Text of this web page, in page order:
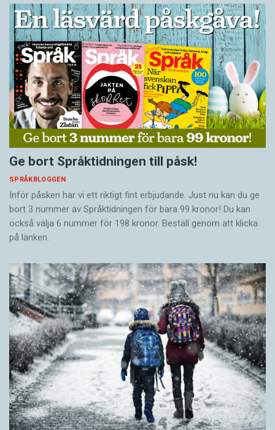
Ge bort Språktidningen till påsk!
SPRÅKBLOGGEN
Inför påsken har vi ett riktigt fint erbjudande. Just nu kan du ge
bort 3 nummer av Språktidningen för bara 99 kronor! Du kan
också välja 6 nummer för 198 kronor. Beställ genom att klicka
på länken.